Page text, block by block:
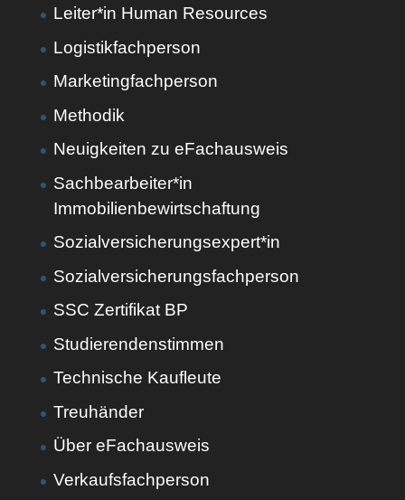
Leiter*in Human Resources
Logistikfachperson
Marketingfachperson
Methodik
Neuigkeiten zu eFachausweis
Sachbearbeiter*in
Immobilienbewirtschaftung
Sozialversicherungsexpert*in
Sozialversicherungsfachperson
SSC Zertifikat BP
Studierendenstimmen
Technische Kaufleute
Treuhänder
Über eFachausweis
Verkaufsfachperson